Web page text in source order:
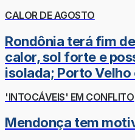
CALOR DE AGOSTO
Rondônia terá fim
calor, sol forte e
isolada; Porto Velho
'INTOCÁVEIS' EM CONFLITO
Mendonça tem